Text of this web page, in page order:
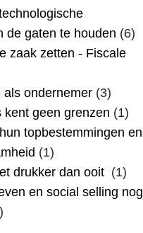
de gaten te houden (6)
zaak zetten - Fiscale
ondernemer(3)
kent geen grenzen (1)
topbestemmingen en
(1)
drukker dan ooit (1)
en social selling nog